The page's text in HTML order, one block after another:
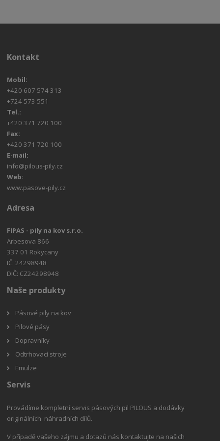
Kontakt
Mobil:
+420 607 574 313
+724 573 551
Tel.:
+420 371 720 100
Fax:
+420 371 720 100
E-mail:
info@pilous-pily.cz
Web:
www.pasove-pily.cz
Adresa
FIPAS - pily na kov s.r.o.
Arbesova 866
337 01 Rokycany
IČ: 24298948
DIČ: CZ24298948
Naše produkty
Pásové pily na kov
Pilové pásy
Dopravníky
Odtrhovací stroje
Emulze
Servis
Provádíme kompletní servis pásových pil PILOUS a dodávky
originálních náhradních dílů.
V případě vašeho zájmu a dotazů nás kontaktujte na našich